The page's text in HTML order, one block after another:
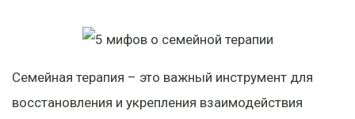
Семейная терапия – это важный инструмент для
восстановления и укрепления взаимодействия